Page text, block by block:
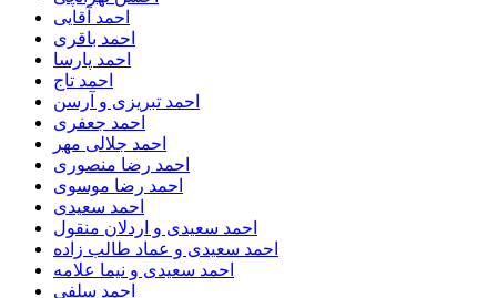
احمد آقایی
احمد باقری
احمد پارسا
احمد تاج
احمد تبریزی و آرسن
احمد جعفری
احمد جلالی مهر
احمد رضا منصوری
احمد رضا موسوی
احمد سعیدی
احمد سعیدی و اردلان منقول
احمد سعیدی و عماد طالب زاده
احمد سعیدی و نیما علامه
احمد سلفی